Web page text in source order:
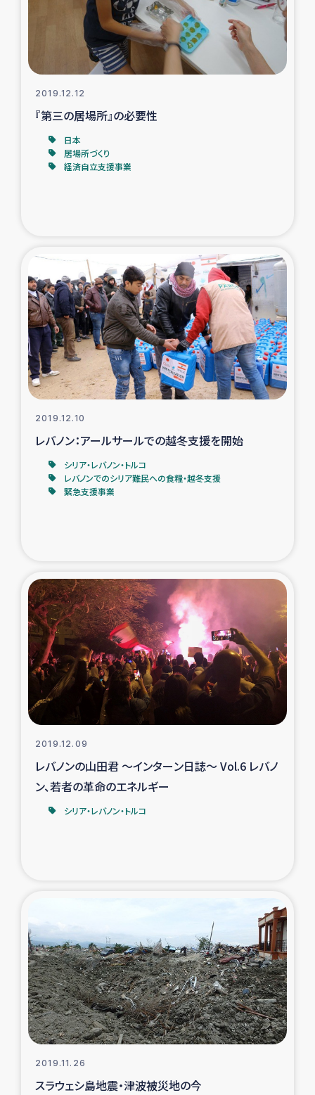
ガザ地区での公園の緑化を通じた支援事業
ガザ地区における被災住民への緊急支援
ふりかけ普及と食生活改善による栄養改善事業
民際教育
食べる
トルコ・シリア地震被災者支援
デニヤヤ小規模紅茶農家支援
ベイルート大規模爆発被災者支援
2019.12.12
『第三の居場所』の必要性
日本
居場所づくり
経済自立支援事業
2019.12.10
レバノン：アールサールでの越冬支援を開始
シリア・レバノン・トルコ
レバノンでのシリア難民への食糧・越冬支援
緊急支援事業
2019.12.09
レバノンの山田君 ～インターン日誌～ Vol.6 レバノ
ン、若者の革命のエネルギー
シリア・レバノン・トルコ
2019.11.26
スラウェシ島地震・津波被災地の今